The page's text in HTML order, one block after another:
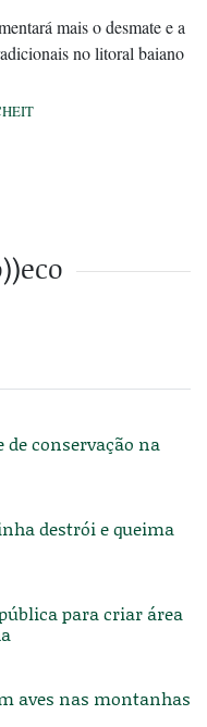
mais o desmate e a
no litoral baiano
conservação na
destrói e queima
para criar área
aves nas montanhas